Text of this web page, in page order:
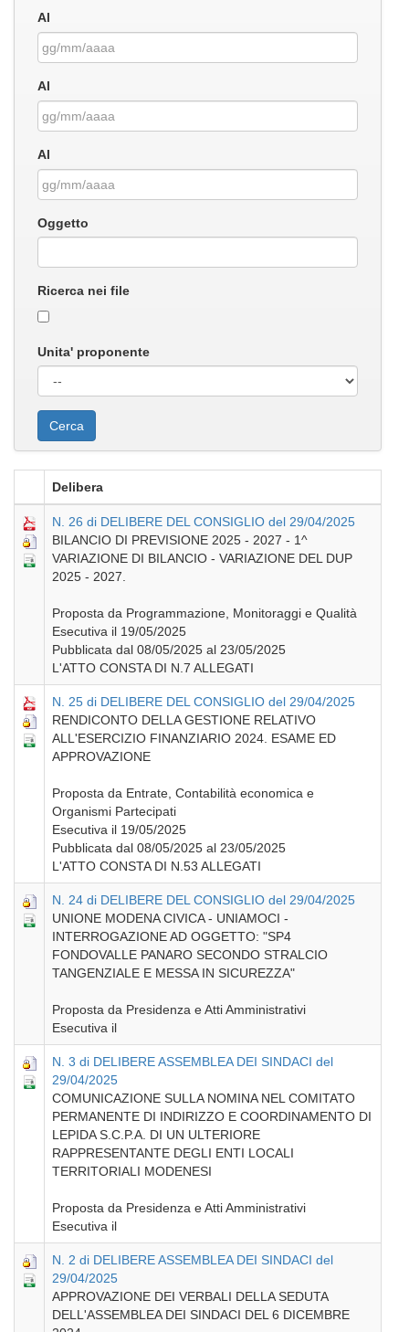
Al
Al
Al
Oggetto
Ricerca nei file
Unita' proponente
Delibera
N. 26 di DELIBERE DEL CONSIGLIO del 29/04/2025
BILANCIO DI PREVISIONE 2025 - 2027 - 1^
VARIAZIONE DI BILANCIO - VARIAZIONE DEL DUP
2025 - 2027.
Proposta da Programmazione, Monitoraggi e Qualità
Esecutiva il 19/05/2025
Pubblicata dal 08/05/2025 al 23/05/2025
L'ATTO CONSTA DI N.7 ALLEGATI
N. 25 di DELIBERE DEL CONSIGLIO del 29/04/2025
RENDICONTO DELLA GESTIONE RELATIVO
ALL'ESERCIZIO FINANZIARIO 2024. ESAME ED
APPROVAZIONE
Proposta da Entrate, Contabilità economica e
Organismi Partecipati
Esecutiva il 19/05/2025
Pubblicata dal 08/05/2025 al 23/05/2025
L'ATTO CONSTA DI N.53 ALLEGATI
N. 24 di DELIBERE DEL CONSIGLIO del 29/04/2025
UNIONE MODENA CIVICA - UNIAMOCI -
INTERROGAZIONE AD OGGETTO: "SP4
FONDOVALLE PANARO SECONDO STRALCIO
TANGENZIALE E MESSA IN SICUREZZA"
Proposta da Presidenza e Atti Amministrativi
Esecutiva il
N. 3 di DELIBERE ASSEMBLEA DEI SINDACI del
29/04/2025
COMUNICAZIONE SULLA NOMINA NEL COMITATO
PERMANENTE DI INDIRIZZO E COORDINAMENTO DI
LEPIDA S.C.P.A. DI UN ULTERIORE
RAPPRESENTANTE DEGLI ENTI LOCALI
TERRITORIALI MODENESI
Proposta da Presidenza e Atti Amministrativi
Esecutiva il
N. 2 di DELIBERE ASSEMBLEA DEI SINDACI del
29/04/2025
APPROVAZIONE DEI VERBALI DELLA SEDUTA
DELL'ASSEMBLEA DEI SINDACI DEL 6 DICEMBRE